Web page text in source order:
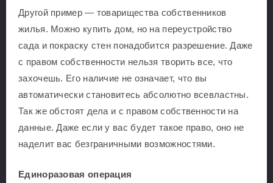
Другой пример — товарищества собственников
жилья. Можно купить дом, но на переустройство
сада и покраску стен понадобится разрешение. Даже
с правом собственности нельзя творить все, что
захочешь. Его наличие не означает, что вы
автоматически становитесь абсолютно всевластны.
Так же обстоят дела и с правом собственности на
данные. Даже если у вас будет такое право, оно не
наделит вас безграничными возможностями.
Единоразовая операция